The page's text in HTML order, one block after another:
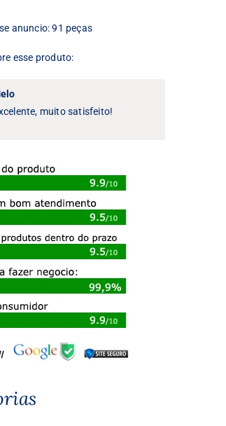
anuncio: 91 peças
esse produto:
muito satisfeito!